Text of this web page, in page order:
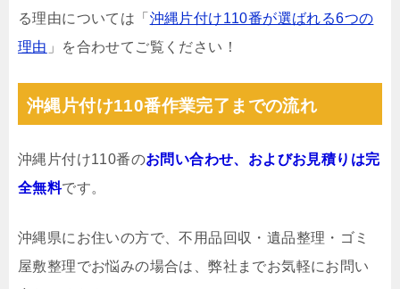
る理由については「 沖縄片付け110番が選ばれる6つの
理由 」を合わせてご覧ください！
沖縄片付け110番作業完了までの流れ
沖縄片付け110番のお問い合わせ、およびお見積りは完
全無料です。
沖縄県にお住いの方で、不用品回収・遺品整理・ゴミ
屋敷整理でお悩みの場合は、弊社までお気軽にお問い